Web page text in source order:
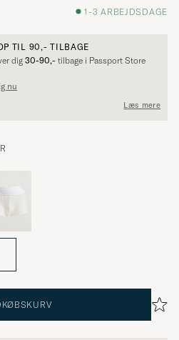
1-3 ARBEJDSDAGE
TIL 90,- TILBAGE
dig 30-90,- tilbage i Passport Store
nu
Læs mere